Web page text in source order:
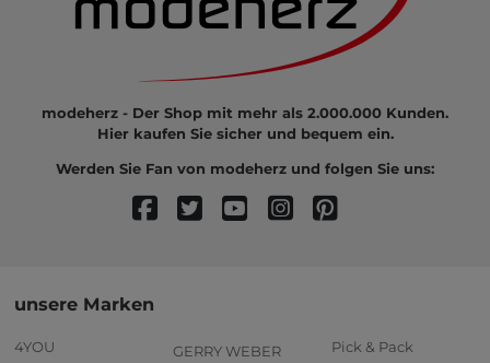
modeherz - Der Shop mit mehr als 2.000.000 Kunden.
Hier kaufen Sie sicher und bequem ein.
Werden Sie Fan von modeherz und folgen Sie uns:
unsere Marken
4YOU GERRY WEBER Pick & Pack